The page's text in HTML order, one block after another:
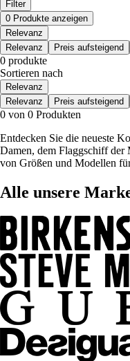
Filter
0 Produkte anzeigen
Relevanz
Relevanz
Preis aufsteigend
0 produkte
Sortieren nach
Relevanz
Relevanz
Preis aufsteigend
0 von 0 Produkten
Entdecken Sie die neueste
Damen, dem Flaggschiff der
von Größen und Modellen
Alle unsere